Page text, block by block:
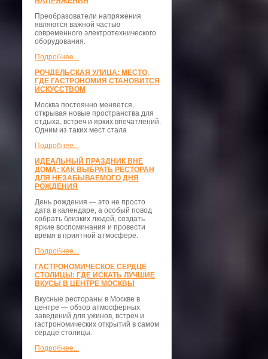
Преобразователи напряжения
являются важной частью
современного электротехнического
оборудования.
Подробнее...
РОЧДЕЛЬСКАЯ УЛИЦА: МЕСТО,
ГДЕ ГАСТРОНОМИЯ СТАНОВИТСЯ
ИСКУССТВОМ
Москва постоянно меняется,
открывая новые пространства для
отдыха, встреч и ярких впечатлений.
Одним из таких мест стала
Подробнее...
ИДЕАЛЬНЫЙ ПРАЗДНИК ВНЕ
ДОМА: КАК ВЫБРАТЬ РЕСТОРАН
ДЛЯ НЕЗАБЫВАЕМОГО ДНЯ
РОЖДЕНИЯ
День рождения — это не просто
дата в календаре, а особый повод
собрать близких людей, создать
яркие воспоминания и провести
время в приятной атмосфере.
Подробнее...
ГАСТРОНОМИЧЕСКОЕ СЕРДЦЕ
СТОЛИЦЫ: ГДЕ ИСКАТЬ ЛУЧШИЕ
ВКУСЫ В ЦЕНТРЕ МОСКВЫ
Вкусные рестораны в Москве в
центре — обзор атмосферных
заведений для ужинов, встреч и
гастрономических открытий в самом
сердце столицы.
Подробнее...